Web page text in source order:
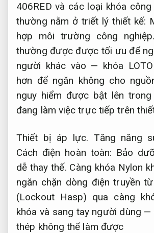
406RED và các loại khóa
thường nằm ở triết lý thiết kế:
hợp môi trường công nghiệp.
thường được được tối ưu để
người khác vào — khóa
hơn để ngăn không cho
nguy hiểm được bật lên
đang làm việc trực tiếp trên
Thiết bị áp lực. Tăng năng
Cách điện hoàn toàn: Bảo
dễ thay thế. Càng khóa Nylon
ngăn chặn dòng điện truyền
(Lockout Hasp) qua càng
khóa và sang tay người dùng —
thép không thể làm được